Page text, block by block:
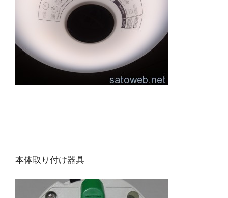
本体取り付け器具